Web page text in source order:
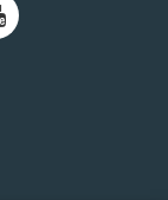
Lien
vers